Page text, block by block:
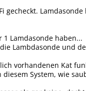
gecheckt.
Lamdasonde haben...
Lambdasonde und
vorhandenen Kat
System, wie